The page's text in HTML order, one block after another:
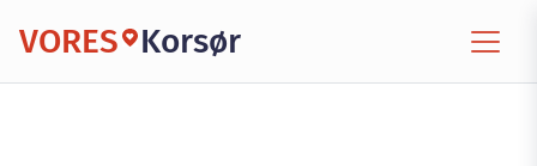
VORES Korsør